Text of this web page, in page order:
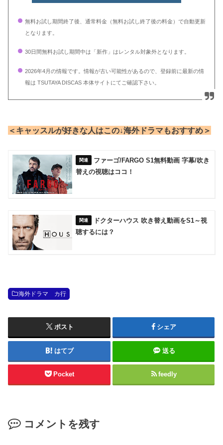
無料お試し期間終了後、通常料金（無料お試し終了後の料金）で自動更新
となります。
30日間無料お試し期間中は「新作」はレンタル対象外となります。
2026年4月の情報です。情報が古い可能性があるので、登録前に最新の情
報は TSUTAYA DISCAS 本体サイトにてご確認下さい。
＜キャッスルが好きな人はこの↓海外ドラマもおすすめ＞
ファーゴ/FARGO S1無料動画 字幕/吹き
替えの視聴はココ！
ドクターハウス 吹き替え動画をS1～視
聴するには？
海外ドラマ カ行
ポスト シェア
はてブ 送る
Pocket feedly
コメントを残す